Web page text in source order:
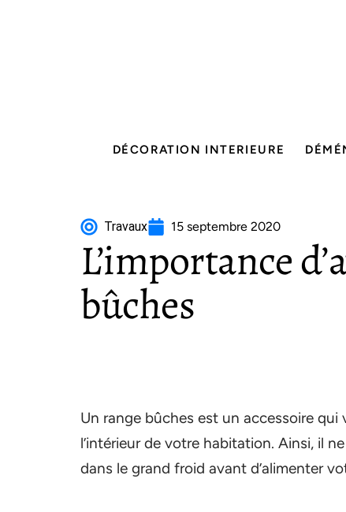
DÉCORATION INTERIEURE
Travaux 15 septembre 2020
L’importance
bûches
Un range bûches est un accessoire
l’intérieur de votre habitation. Ainsi, il
dans le grand froid avant d’alimenter